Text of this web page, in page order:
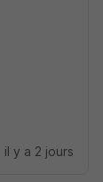
il y a 2 jours